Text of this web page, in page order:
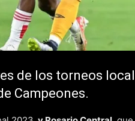
de los torneos
Campeones.